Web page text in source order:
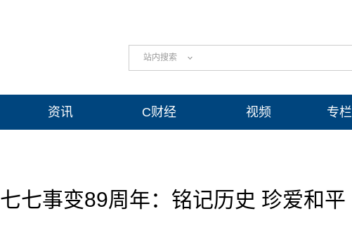
站内搜索
资讯 C财经 视频 专栏
七七事变89周年：铭记历史 珍爱和平